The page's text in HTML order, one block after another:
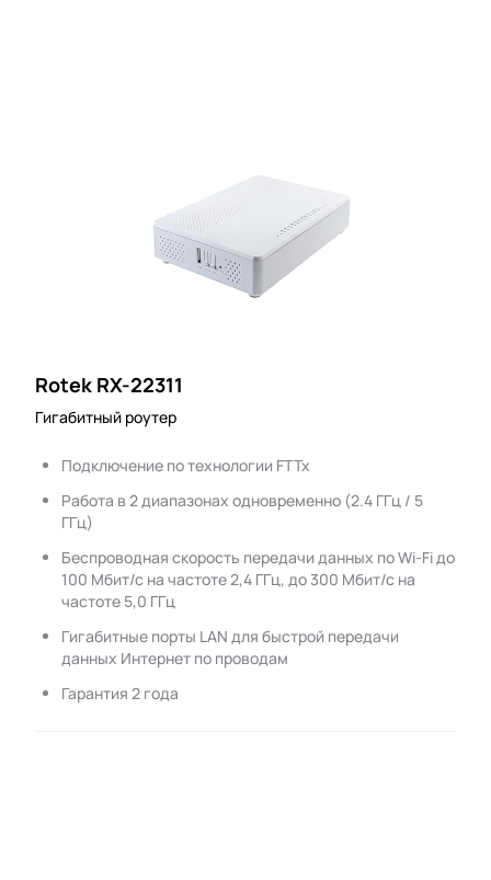
Rotek RX-22311
Гигабитный роутер
Подключение по технологии FTTx
Работа в 2 диапазонах одновременно (2.4 ГГц / 5
ГГц)
Беспроводная скорость передачи данных по Wi-Fi до
100 Мбит/с на частоте 2,4 ГГц, до 300 Мбит/с на
частоте 5,0 ГГц
Гигабитные порты LAN для быстрой передачи
данных Интернет по проводам
Гарантия 2 года